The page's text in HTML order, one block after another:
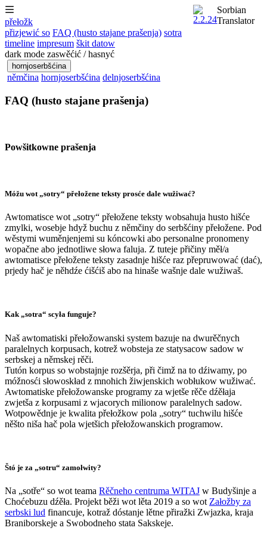
přełožk
přizjewić so FAQ (husto stajane prašenja) sotra
timeline impresum škit datow
dark mode zaswěćić / hasnyć
Sorbian
Translator
hornjoserbšćina
němčina hornjoserbšćina delnjoserbšćina
FAQ (husto stajane prašenja)
Powšitkowne prašenja
Móžu wot „sotry“ přełožene teksty prosće dale wužiwać?
Awtomatisce wot „sotry“ přełožene teksty wobsahuja husto hišće
zmylki, wosebje hdyž buchu z němčiny do serbšćiny přełožene. Pod
wěstymi wuměnjenjemi su kóncowki abo personalne pronomeny
wopačne abo jednotliwe słowa faluja. Z tuteje přičiny měł/a
awtomatisce přełožene teksty zasadnje hišće raz přepruwować (dać),
prjedy hač je něhdźe ćišćiš abo na hinaše wašnje dale wužiwaš.
Kak „sotra“ scyła funguje?
Naš awtomatiski přełožowanski system bazuje na dwurěčnych
paralelnych korpusach, kotrež wobsteja ze statysacow sadow w
serbskej a němskej rěči.
Tutón korpus so wobstajnje rozšěrja, při čimž na to dźiwamy, po
móžnosći słowoskład z mnohich žiwjenskich wobłukow wužiwać.
Awtomatiske přełožowanske programy za wjetše rěče dźěłaja
zwjetša z korpusami z wjacorych milionow paralelnych sadow.
Wotpowědnje je kwalita přełožkow pola „sotry“ tuchwilu hišće
něšto niša hač pola wjetšich přełožowanskich programow.
Štó je za „sotru“ zamołwity?
Na „sotře“ so wot teama Rěčneho centruma WITAJ w Budyšinje a
Choćebuzu dźěła. Projekt běži wot lěta 2019 a so wot Załožby za
serbski lud financuje, kotraž dóstanje lětne přiražki Zwjazka, kraja
Braniborskeje a Swobodneho stata Sakskeje.